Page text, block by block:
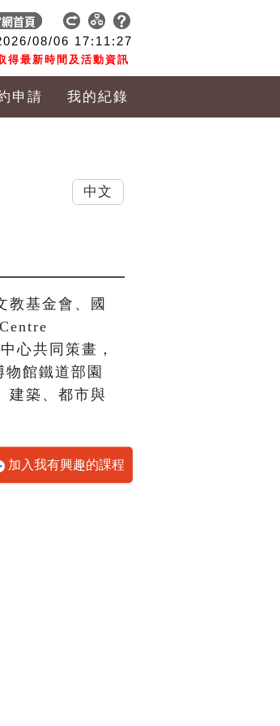
08/06 17:11:28
得最新時間及活動資訊
申請 我的紀錄
教基金會、國
心共同策畫，
館鐵道部園
建築、都市與
加入我有興趣的課程